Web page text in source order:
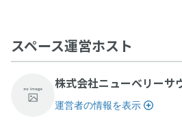
スペース運営ホスト
株式会社ニューベリーサ
運営者の情報を表示